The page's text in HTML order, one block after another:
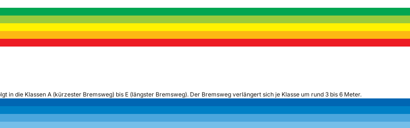
in die Klassen A (kürzester Bremsweg) bis E (längster Bremsweg). Der Bremsweg verlängert sich je Klasse um rund 3 bis 6 Meter.